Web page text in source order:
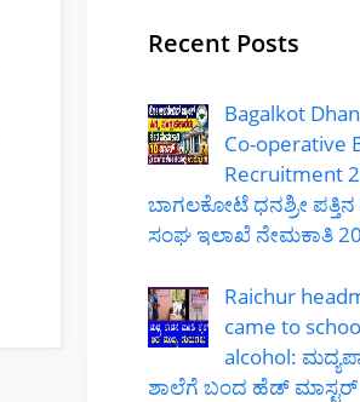
Recent Posts
Bagalkot
Co-operative
Recruitment
ಬಾಗಲಕೋಟೆ ಧನಶ್ರೀ
ಸಂಘ ಇಲಾಖೆ ನೇಮಕಾತಿ
Raichur
came to
alcohol:
ಶಾಲೆಗೆ ಬಂದ ಹೆಡ್ ಮಾಸ್ಟರ್